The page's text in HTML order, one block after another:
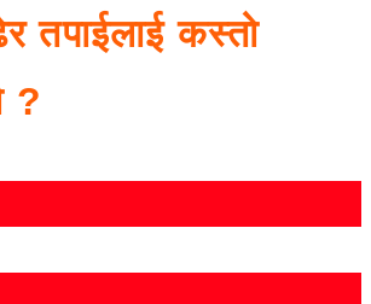
तपाईलाई कस्तो
?